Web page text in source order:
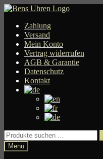
Zur
springen
Zum
springenZahlung
Versand
Mein Konto
Vertrag widerrufen
AGB & Garantie
Datenschutz
Kontakt
Suchen
nach:
Menü